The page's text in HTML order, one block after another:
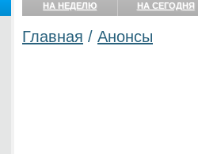
НА НЕДЕЛЮ НА СЕГОДНЯ
Главная / Анонсы